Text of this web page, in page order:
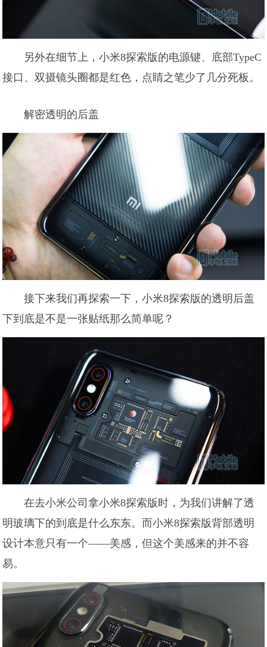
另外在细节上，小米8探索版的电源键、底部TypeC
接口、双摄镜头圈都是红色，点睛之笔少了几分死板。
解密透明的后盖
接下来我们再探索一下，小米8探索版的透明后盖
下到底是不是一张贴纸那么简单呢？
在去小米公司拿小米8探索版时，为我们讲解了透
明玻璃下的到底是什么东东。而小米8探索版背部透明
设计本意只有一个——美感，但这个美感来的并不容
易。